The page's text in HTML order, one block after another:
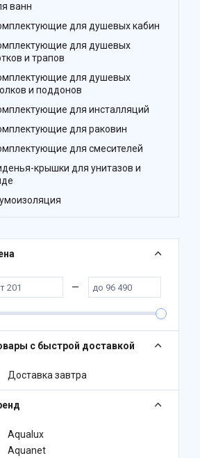
ванн
для душевых кабин
для душевых
и трапов
для душевых
и поддонов
для инсталляций
для раковин
для смесителей
крышки для унитазов и
—
с быстрой доставкой
Доставка завтра
Aqualux
Aquanet